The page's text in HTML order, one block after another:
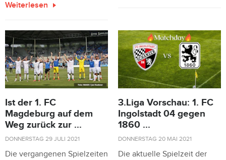
Weiterlesen
Ist der 1. FC
Magdeburg auf dem
Weg zurück zur ...
DONNERSTAG 29 JULI 2021
Die vergangenen Spielzeiten
3.Liga Vorschau: 1. FC
Ingolstadt 04 gegen
1860 ...
DONNERSTAG 20 MAI 2021
Die aktuelle Spielzeit der